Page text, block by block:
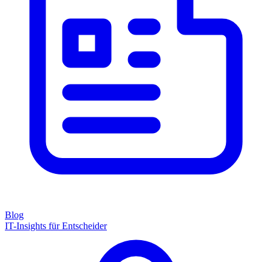
Blog
IT-Insights für Entscheider